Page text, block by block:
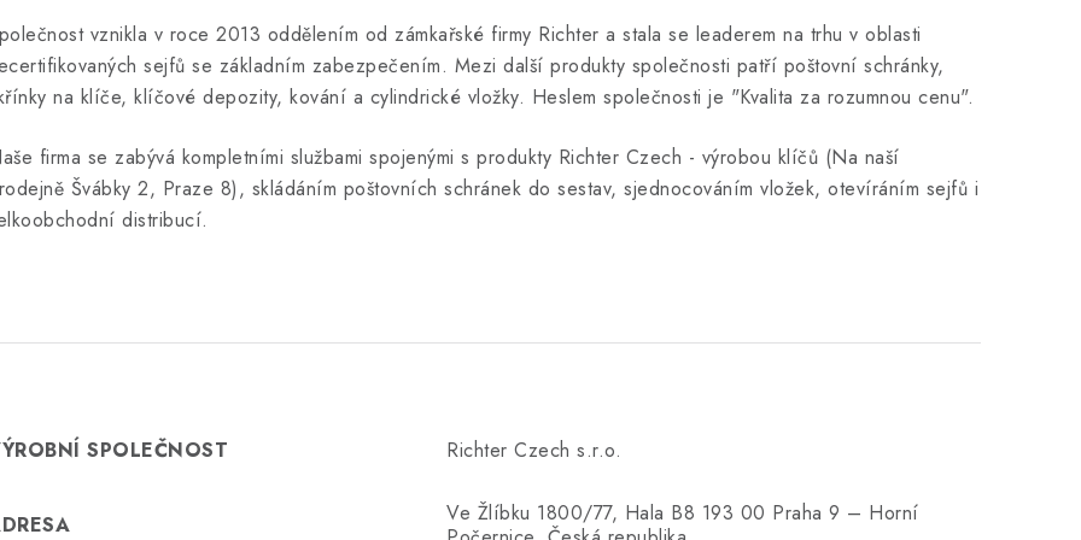
vznikla v roce 2013 oddělením od zámkařské firmy Richter a stala se leaderem na trhu v oblasti
sejfů se základním zabezpečením. Mezi další produkty společnosti patří poštovní schránky,
na klíče, klíčové depozity, kování a cylindrické vložky. Heslem společnosti je "Kvalita za rozumnou cenu".
firma se zabývá kompletními službami spojenými s produkty Richter Czech - výrobou klíčů (Na naší
Švábky 2, Praze 8), skládáním poštovních schránek do sestav, sjednocováním vložek, otevíráním sejfů i
distribucí.
SPOLEČNOST Richter Czech s.r.o.
Ve Žlíbku 1800/77, Hala B8 193 00 Praha 9 – Horní